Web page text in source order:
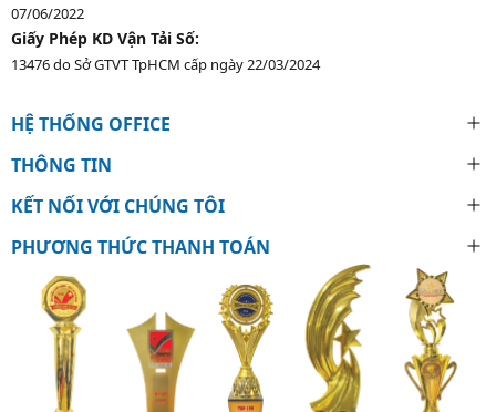
07/06/2022
Giấy Phép KD Vận Tải Số:
13476 do Sở GTVT TpHCM cấp ngày 22/03/2024
HỆ THỐNG OFFICE
THÔNG TIN
KẾT NỐI VỚI CHÚNG TÔI
PHƯƠNG THỨC THANH TOÁN